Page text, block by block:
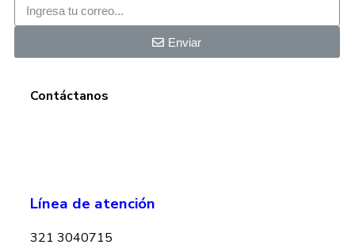
Enviar
Contáctanos
Línea de atención
321 3040715